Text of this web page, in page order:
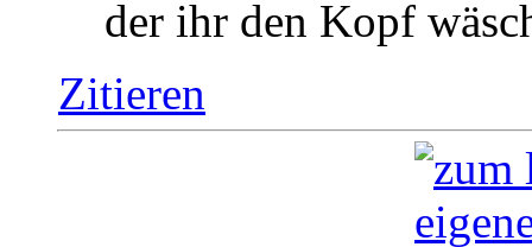
der ihr den Kopf
Zitieren